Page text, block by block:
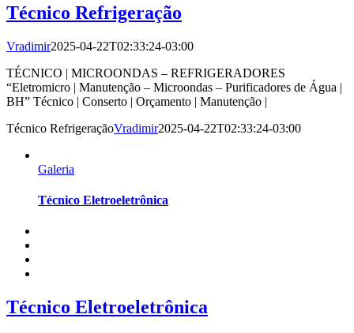
Técnico Refrigeração
Vradimir2025-04-22T02:33:24-03:00
TÉCNICO | MICROONDAS – REFRIGERADORES
“Eletromicro | Manutenção – Microondas – Purificadores de Água |
BH” Técnico | Conserto | Orçamento | Manutenção |
Técnico RefrigeraçãoVradimir2025-04-22T02:33:24-03:00
Galeria
Técnico Eletroeletrônica
Técnico Eletroeletrônica